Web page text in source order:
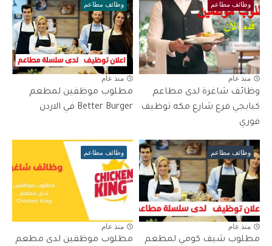
وظائف مطاعم
منذ عام
وظائف شاغرة لدى مطاعم
كبابجي فرع شارع مكه توظيف
فوري
وظائف مطاعم
منذ عام
مطلوب موظفين لمطعم
Better Burger في الاردن
وظائف مطاعم
منذ عام
مطلوب شيف كومي لمطعم
وظائف مطاعم
منذ عام
مطلوب موظفين لدى مطعم